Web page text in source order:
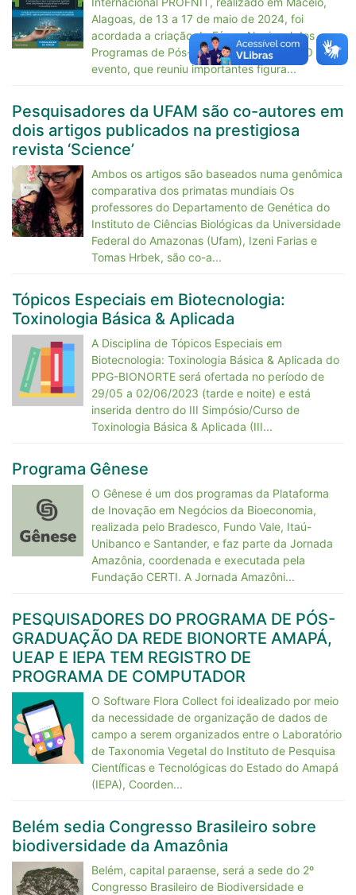
Alagoas, de 13 a 17 de maio de 2024, foi
acordada a criação do Fórum Nacional dos
Programas de Pós-Graduação em Rede. O
evento, que reuniu importantes figura...
Pesquisadores da UFAM são co-autores em
dois artigos publicados na prestigiosa
revista ‘Science’
Ambos os artigos são baseados numa genômica
comparativa dos primatas mundiais Os
professores do Departamento de Genética do
Instituto de Ciências Biológicas da Universidade
Federal do Amazonas (Ufam), Izeni Farias e
Tomas Hrbek, são co-a...
Tópicos Especiais em Biotecnologia:
Toxinologia Básica & Aplicada
A Disciplina de Tópicos Especiais em
Biotecnologia: Toxinologia Básica & Aplicada do
PPG-BIONORTE será ofertada no período de
29/05 a 02/06/2023 (tarde e noite) e está
inserida dentro do III Simpósio/Curso de
Toxinologia Básica & Aplicada (III...
Programa Gênese
O Gênese é um dos programas da Plataforma
de Inovação em Negócios da Bioeconomia,
realizada pelo Bradesco, Fundo Vale, Itaú-
Unibanco e Santander, e faz parte da Jornada
Amazônia, coordenada e executada pela
Fundação CERTI. A Jornada Amazôni...
PESQUISADORES DO PROGRAMA DE PÓS-
GRADUAÇÃO DA REDE BIONORTE AMAPÁ,
UEAP E IEPA TEM REGISTRO DE
PROGRAMA DE COMPUTADOR
O Software Flora Collect foi idealizado por meio
da necessidade de organização de dados de
campo a serem organizados entre o Laboratório
de Taxonomia Vegetal do Instituto de Pesquisa
Científicas e Tecnológicas do Estado do Amapá
(IEPA), Coorden...
Belém sedia Congresso Brasileiro sobre
biodiversidade da Amazônia
Belém, capital paraense, será a sede do 2º
Congresso Brasileiro de Biodiversidade e